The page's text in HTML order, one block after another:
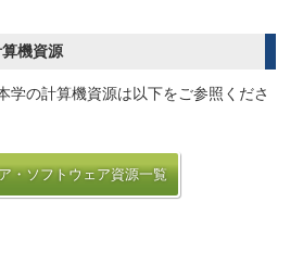
機資源
学の計算機資源は以下をご参照くださ
・ソフトウェア資源一覧